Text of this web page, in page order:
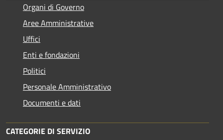
Organi di Governo
Aree Amministrative
Uffici
Enti e fondazioni
Politici
Personale Amministrativo
Documenti e dati
CATEGORIE DI SERVIZIO